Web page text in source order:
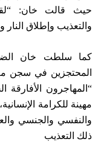
حيث قالت خان:
والتعذيب وإطلاق النار
كما سلطت خان
المحتجزين في سجن
“المهاجرون الأفارقة
مهينة للكرامة
والنفسي والجنسي
ذلك التعذيب